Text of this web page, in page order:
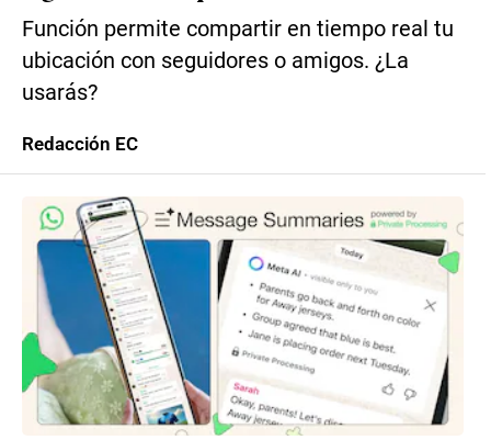
Función permite compartir en tiempo real tu
ubicación con seguidores o amigos. ¿La
usarás?
Redacción EC